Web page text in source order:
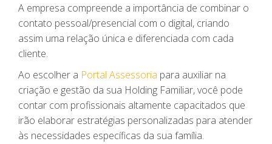
A empresa compreende a importância de combinar o
contato pessoal/presencial com o digital, criando
assim uma relação única e diferenciada com cada
cliente.
Ao escolher a Portal Assessoria para auxiliar na
criação e gestão da sua Holding Familiar, você pode
contar com profissionais altamente capacitados que
irão elaborar estratégias personalizadas para atender
às necessidades específicas da sua família.